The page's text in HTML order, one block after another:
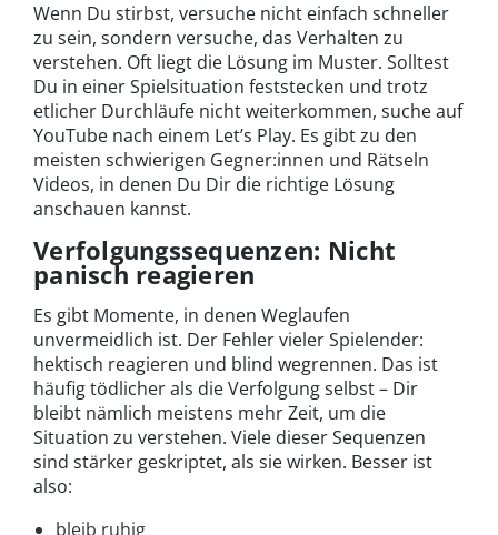
Wenn Du stirbst, versuche nicht einfach schneller
zu sein, sondern versuche, das Verhalten zu
verstehen. Oft liegt die Lösung im Muster. Solltest
Du in einer Spielsituation feststecken und trotz
etlicher Durchläufe nicht weiterkommen, suche auf
YouTube nach einem Let’s Play. Es gibt zu den
meisten schwierigen Gegner:innen und Rätseln
Videos, in denen Du Dir die richtige Lösung
anschauen kannst.
Verfolgungssequenzen: Nicht
panisch reagieren
Es gibt Momente, in denen Weglaufen
unvermeidlich ist. Der Fehler vieler Spielender:
hektisch reagieren und blind wegrennen. Das ist
häufig tödlicher als die Verfolgung selbst – Dir
bleibt nämlich meistens mehr Zeit, um die
Situation zu verstehen. Viele dieser Sequenzen
sind stärker geskriptet, als sie wirken. Besser ist
also:
bleib ruhig